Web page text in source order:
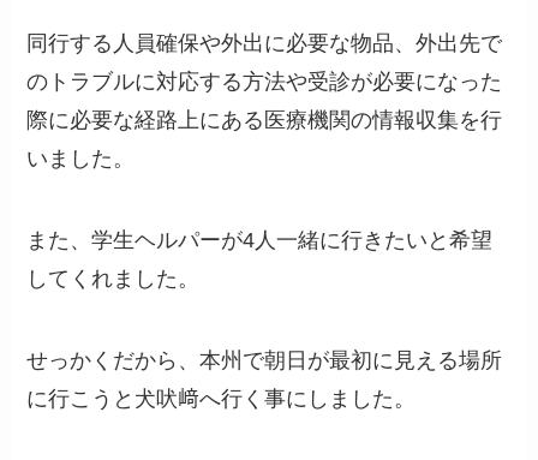
同行する人員確保や外出に必要な物品、外出先で
のトラブルに対応する方法や受診が必要になった
際に必要な経路上にある医療機関の情報収集を行
いました。
また、学生ヘルパーが4人一緒に行きたいと希望
してくれました。
せっかくだから、本州で朝日が最初に見える場所
に行こうと犬吠﨑へ行く事にしました。